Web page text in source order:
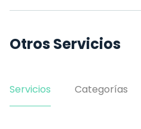
Otros Servicios
Servicios Categorías